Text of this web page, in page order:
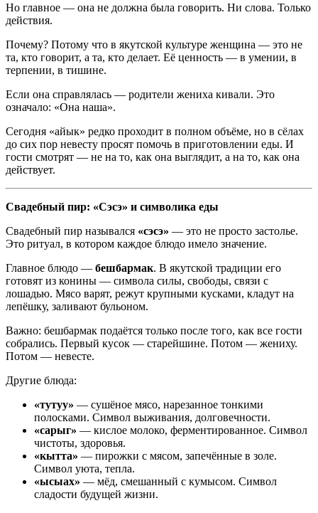
Но главное — она не должна была говорить. Ни слова. Только
действия.
Почему? Потому что в якутской культуре женщина — это не
та, кто говорит, а та, кто делает. Её ценность — в умении, в
терпении, в тишине.
Если она справлялась — родители жениха кивали. Это
означало: «Она наша».
Сегодня «айык» редко проходит в полном объёме, но в сёлах
до сих пор невесту просят помочь в приготовлении еды. И
гости смотрят — не на то, как она выглядит, а на то, как она
действует.
Свадебный пир: «Сэсэ» и символика еды
Свадебный пир назывался «сэсэ» — это не просто застолье.
Это ритуал, в котором каждое блюдо имело значение.
Главное блюдо — бешбармак. В якутской традиции его
готовят из конины — символа силы, свободы, связи с
лошадью. Мясо варят, режут крупными кусками, кладут на
лепёшку, заливают бульоном.
Важно: бешбармак подаётся только после того, как все гости
собрались. Первый кусок — старейшине. Потом — жениху.
Потом — невесте.
Другие блюда:
«тутуу» — сушёное мясо, нарезанное тонкими
полосками. Символ выживания, долговечности.
«сарыг» — кислое молоко, ферментированное. Символ
чистоты, здоровья.
«кытта» — пирожки с мясом, запечённые в золе.
Символ уюта, тепла.
«ысыах» — мёд, смешанный с кумысом. Символ
сладости будущей жизни.